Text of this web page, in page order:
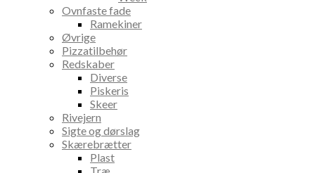
Ovnfaste fade
Ramekiner
Øvrige
Pizzatilbehør
Redskaber
Diverse
Piskeris
Skeer
Rivejern
Sigte og dørslag
Skærebrætter
Plast